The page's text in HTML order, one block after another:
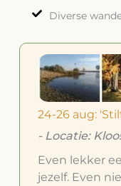
Diverse
24-26 aug:
- Locatie:
Even lekker
jezelf. Even